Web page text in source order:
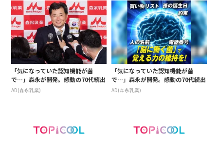
「気になっていた認知機能が菌
で…」森永が開発。感動の70代続出
AD(森永乳業)
「気になっていた認知機能が菌
で…」森永が開発。感動の70代続出
AD(森永乳業)